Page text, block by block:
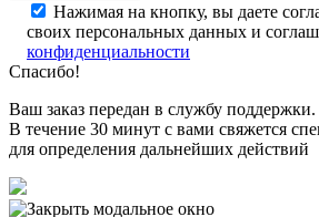
Нажимая на кнопку, вы даете
своих персональных данных и
конфиденциальности
Спасибо!
Ваш заказ передан в службу поддержки.
В течение 30 минут с вами свяжется
для определения дальнейших действий